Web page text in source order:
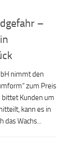
–
nimmt den
zum Preis
bittet Kunden um
kann es in
das Wachs...